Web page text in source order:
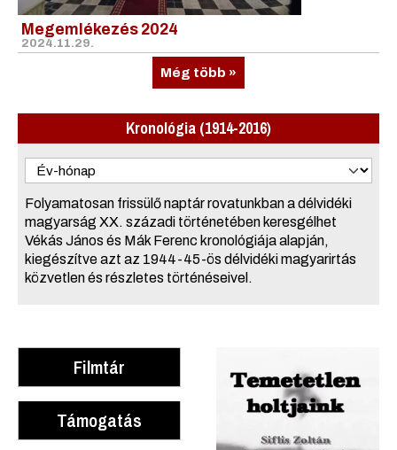
Filmtár
Támogatás
Megemlékezés 2024
2024.11.29.
Még több »
Kronológia (1914-2016)
Folyamatosan frissülő naptár rovatunkban a délvidéki
magyarság XX. századi történetében keresgélhet
Vékás János és Mák Ferenc kronológiája alapján,
kiegészítve azt az 1944-45-ös délvidéki magyarirtás
közvetlen és részletes történéseivel.